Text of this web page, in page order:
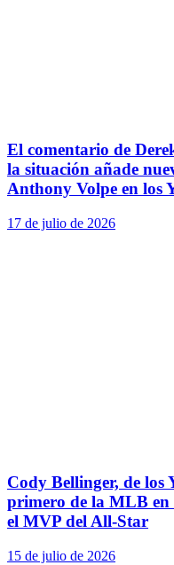
El comentario de
la situación añade
Anthony Volpe en los
17 de julio de 2026
Cody Bellinger, de los
primero de la MLB en
el MVP del All-Star
15 de julio de 2026